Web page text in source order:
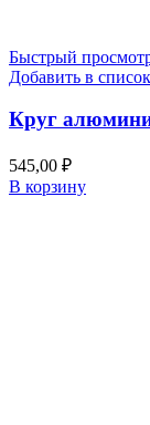
Быстрый
Добавить в
Круг
545,00 ₽
В корзину